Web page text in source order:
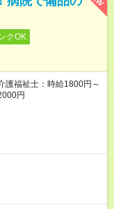
クOK
護福祉士：時給1800円～
円